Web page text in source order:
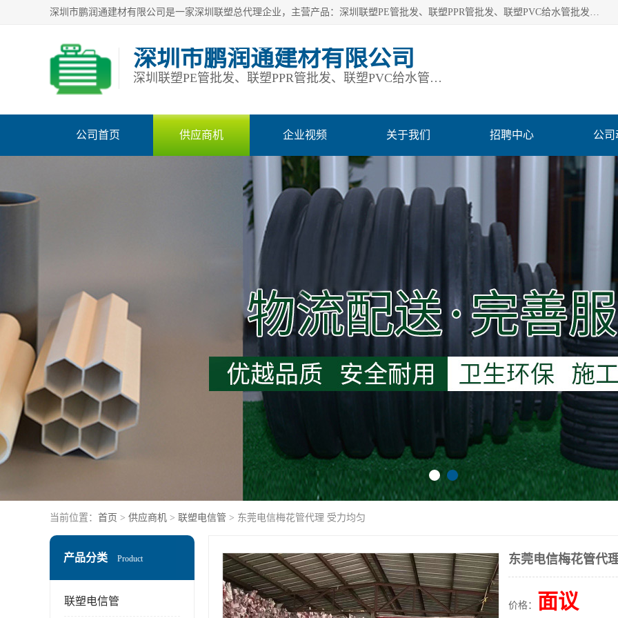
深圳市鹏润通建材有限公司是一家深圳联塑总代理企业，主营产品：深圳联塑PE管批发、联塑PPR管批发、联塑PVC给水管批发、联塑PVC排水管批发、联塑管道批发等。凭借服务以及多年的勤奋拼搏，发展成为一家销售各种管材管件，绝缘电工套管及配件等系列产品的贸易公司。公司秉承“顾客至上，锐意进取”的经营理念，坚持“客户至上”原则为广大客户提供的服务。欢迎惠顾！
深圳市鹏润通建材有限公司
深圳联塑PE管批发、联塑PPR管批发、联塑PVC给水管批发、联塑PVC排水管批发、联塑管道批发等
公司首页 供应商机 企业视频 关于我们 招聘中心 公司
当前位置： 首页 > 供应商机 > 联塑电信管 > 东莞电信梅花管代理 受力均匀
产品分类 Product
联塑电信管
东莞电信梅花管代
价格： 面议